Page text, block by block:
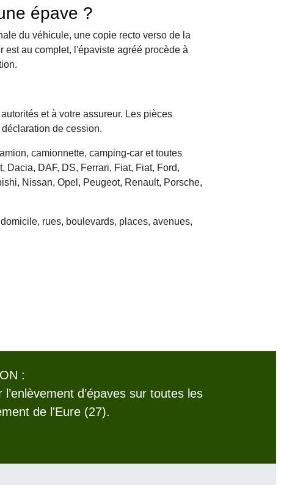
épave ?
du véhicule, une copie recto verso de la
au complet, l'épaviste agréé procède à
et à votre assureur. Les pièces
de cession.
camionnette, camping-car et toutes
Dacia, DAF, DS, Ferrari, Fiat, Fiat, Ford,
Nissan, Opel, Peugeot, Renault, Porsche,
rues, boulevards, places, avenues,
:
d’épaves sur toutes les
de l'Eure (27).